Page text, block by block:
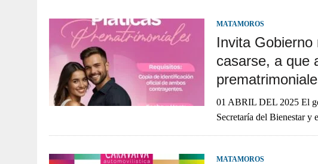
JULIO 30, 2026 TAMAULIPAS TE INVITA A DESCUBRIR EL ENCANTO DE
MATAMOROS
Invita
casarse, a que
01 ABRIL DEL 2025 El
Secretaría del Bienestar
MATAMOROS